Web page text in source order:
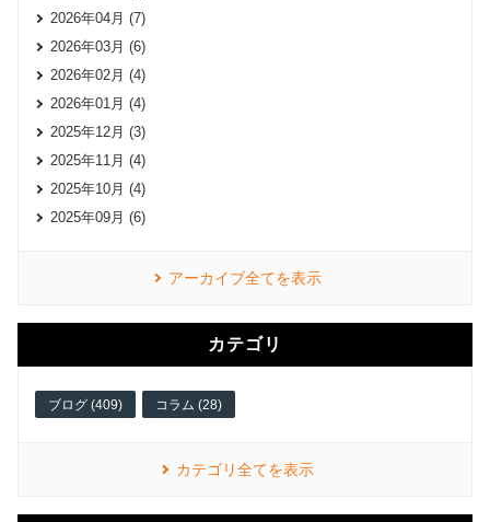
2026年04月 (7)
2026年03月 (6)
2026年02月 (4)
2026年01月 (4)
2025年12月 (3)
2025年11月 (4)
2025年10月 (4)
2025年09月 (6)
アーカイブ全てを表示
カテゴリ
ブログ (409) コラム (28)
カテゴリ全てを表示